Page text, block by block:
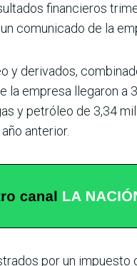
financieros
comunicado de la
y derivados,
empresa llegaron a
y petróleo de 3,34
anterior.
por un impuesto